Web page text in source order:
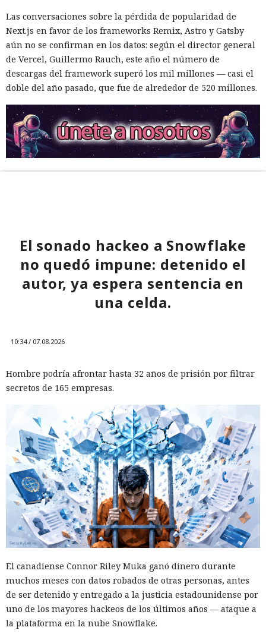
Las conversaciones sobre la pérdida de popularidad de
Next.js en favor de los frameworks Remix, Astro y Gatsby
aún no se confirman en los datos: según el director general
de Vercel, Guillermo Rauch, este año el número de
descargas del framework superó los mil millones — casi el
doble del año pasado, que fue de alrededor de 520 millones.
El sonado hackeo a Snowflake
no quedó impune: detenido el
autor, ya espera sentencia en
una celda.
10:34 / 07.08.2026
Hombre podría afrontar hasta 32 años de prisión por filtrar
secretos de 165 empresas.
El canadiense Connor Riley Muka ganó dinero durante
muchos meses con datos robados de otras personas, antes
de ser detenido y entregado a la justicia estadounidense por
uno de los mayores hackeos de los últimos años — ataque a
la plataforma en la nube Snowflake.